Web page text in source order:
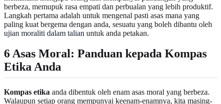
berbeza, memupuk rasa empati dan perbualan yang lebih produktif.
Langkah pertama adalah untuk mengenal pasti asas mana yang
paling kuat bergema dengan anda, sesuatu yang boleh dibantu oleh
ujian moraliti dalam talian untuk anda petakan.
6 Asas Moral: Panduan kepada Kompas
Etika Anda
Kompas etika anda dibentuk oleh enam asas moral yang berbeza.
Walaupun setiap orang mempunyai keenam-enamnya, kita masing-